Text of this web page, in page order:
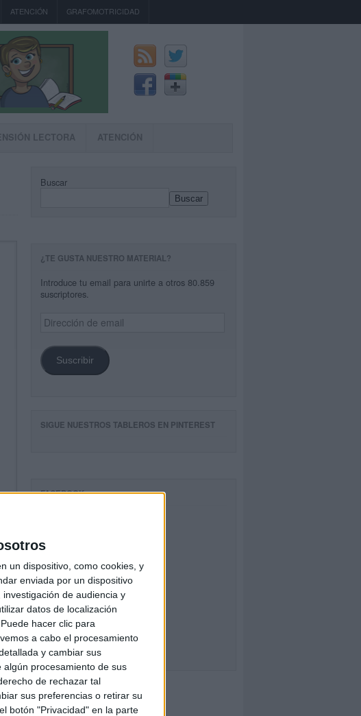
un dispositivo, como cookies, y
enviada por un dispositivo
de audiencia y
datos de localización
hacer clic para
a cabo el procesamiento
y cambiar sus
algún procesamiento de sus
de rechazar tal
sus preferencias o retirar su
botón "Privacidad" en la parte
ATENCIÓN GRAFOMOTRICIDAD
LECTORA ATENCIÓN
Buscar
Buscar
¿TE GUSTA NUESTRO MATERIAL?
Introduce tu email para unirte a otros 80.859
suscriptores.
Dirección
de
Suscribir
SIGUE NUESTROS TABLEROS EN PINTEREST
FACEBOOK